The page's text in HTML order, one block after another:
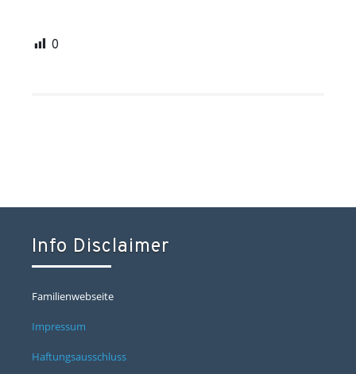
0
Info Disclaimer
Familienwebseite
Impressum
Haftungsausschluss